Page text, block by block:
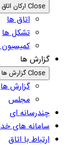
Close ارکان اتاق ایران
اتاق ها
تشکل ها
گزارش ها
Close گزارش ها
گزارش ها
مجلس
چندرسانه ای
سامانه های
ارتباط با اتاق